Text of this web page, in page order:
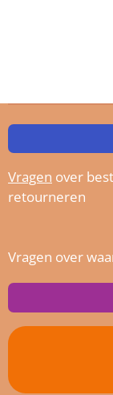
Vragen over
retourneren
Vragen over